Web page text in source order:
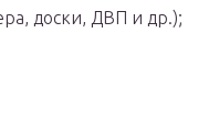
доски, ДВП и др.);